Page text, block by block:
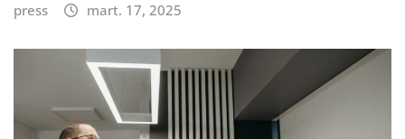
press mart. 17, 2025